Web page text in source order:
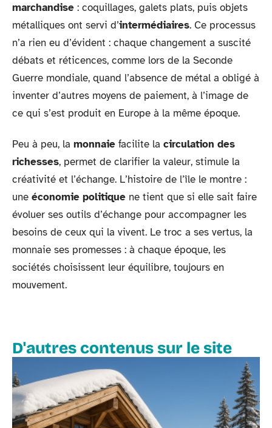
marchandise : coquillages, galets plats, puis objets
métalliques ont servi d’intermédiaires. Ce processus
n’a rien eu d’évident : chaque changement a suscité
débats et réticences, comme lors de la Seconde
Guerre mondiale, quand l’absence de métal a obligé à
inventer d’autres moyens de paiement, à l’image de
ce qui s’est produit en Europe à la même époque.
Peu à peu, la monnaie facilite la circulation des
richesses, permet de clarifier la valeur, stimule la
créativité et l’échange. L’histoire de l’île le montre :
une économie politique ne tient que si elle sait faire
évoluer ses outils d’échange pour accompagner les
besoins de ceux qui la vivent. Le troc a ses vertus, la
monnaie ses promesses : à chaque époque, les
sociétés choisissent leur équilibre, toujours en
mouvement.
D'autres contenus sur le site